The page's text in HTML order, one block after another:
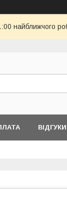
найближчого
ВІДГУКИ